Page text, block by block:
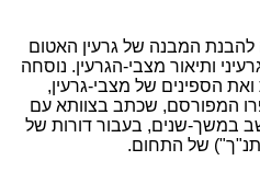
המבנה של גרעין האטום
ותיאור מצבי-הגרעין. נוסחה
הספינים של מצבי-גרעין,
המפורסם, שכתב בצוותא עם
במשך-שנים, בעבור דורות של
של התחום.​